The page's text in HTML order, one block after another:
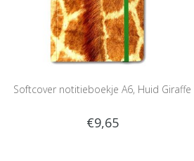
Softcover notitieboekje A6, Huid Giraffe
€9,65